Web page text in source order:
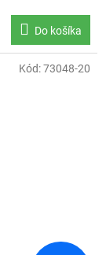
Do košíka
Kód:73048-20